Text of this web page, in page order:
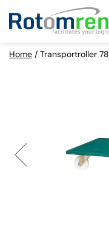
Home / Transportroller